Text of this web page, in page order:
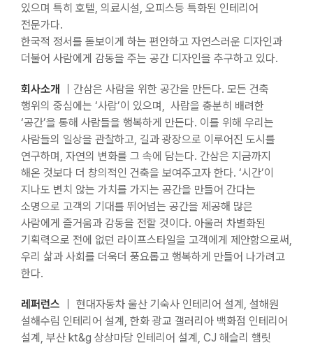
있으며 특히 호텔, 의료시설, 오피스등 특화된 인테리어
전문가다.
한국적 정서를 돋보이게 하는 편안하고 자연스러운 디자인과
더불어 사람에게 감동을 주는 공간 디자인을 추구하고 있다.
회사소개
｜간삼은 사람을 위한 공간을 만든다. 모든 건축
행위의 중심에는 ‘사람’이 있으며, 사람을 충분히 배려한
‘공간’을 통해 사람들을 행복하게 만든다. 이를 위해 우리는
사람들의 일상을 관찰하고, 길과 광장으로 이루어진 도시를
연구하며, 자연의 변화를 그 속에 담는다. 간삼은 지금까지
해온 것보다 더 창의적인 건축을 보여주고자 한다. ‘시간’이
지나도 변치 않는 가치를 가지는 공간을 만들어 간다는
소명으로 고객의 기대를 뛰어넘는 공간을 제공해 많은
사람에게 즐거움과 감동을 전할 것이다. 아울러 차별화된
기획력으로 전에 없던 라이프스타일을 고객에게 제안함으로써,
우리 삶과 사회를 더욱더 풍요롭고 행복하게 만들어 나가려고
한다.
레퍼런스
｜ 현대자동차 울산 기숙사 인테리어 설계, 설해원
설해수림 인테리어 설계, 한화 광교 갤러리아 백화점 인테리어
설계, 부산 kt&g 상상마당 인테리어 설계, CJ 해슬리 햄릿